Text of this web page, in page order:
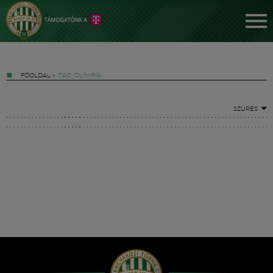
FŐOLDAL » TAG: OLIMPIA
SZŰRÉS
Hírek